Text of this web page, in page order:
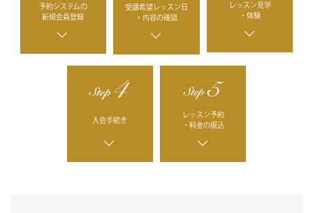
予約システムの
新規会員登録
受講希望レッスン日
・内容の確認
レッスン見学
・体験
入会手続き
レッスン予約
・料金の振込